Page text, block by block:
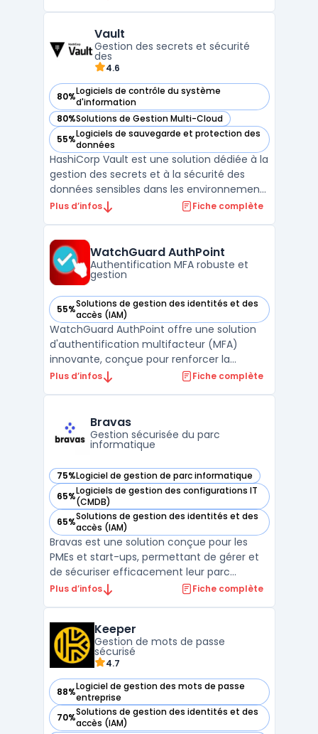
identifiants et informations sensibles sont
protégés contre les ...
Vault
Gestion des secrets et sécurité
des
4.6
80%Logiciels de contrôle du système
d'information
— voir Vault dans cette catégorie
80%Solutions de Gestion Multi-Cloud
— voir Vault dans cette catégorie
55%Logiciels de sauvegarde et protection des
données
— voir Vault dans cette catégorie
HashiCorp Vault est une solution dédiée à la
gestion des secrets et à la sécurité des
données sensibles dans les environnements
informatiques complexes. Il s’adresse aux
Plus d’infos Fiche complète
WatchGuard AuthPoint
Authentification MFA robuste et
gestion
55%Solutions de gestion des identités et des
accès (IAM)
— voir WatchGuard AuthPoint dans cette catégorie
WatchGuard AuthPoint offre une solution
d'authentification multifacteur (MFA)
innovante, conçue pour renforcer la
sécurité des identités numériques dans les
pour garantir que chaque authentification
est sécurisée et ...
Plus d’infos Fiche complète
Bravas
Gestion sécurisée du parc
informatique
75%Logiciel de gestion de parc informatique
— voir Bravas dans cette catégorie
65%Logiciels de gestion des configurations IT
(CMDB)
— voir Bravas dans cette catégorie
65%Solutions de gestion des identités et des
accès (IAM)
— voir Bravas dans cette catégorie
Bravas est une solution conçue pour les
PMEs et start-ups, permettant de gérer et
de sécuriser efficacement leur parc
informatique. Grâce à une interface simple
ainsi à la réduction des risques liés à la
cybersécur ...
Plus d’infos Fiche complète
Keeper
Gestion de mots de passe
sécurisé
4.7
88%Logiciel de gestion des mots de passe
entreprise
— voir Keeper dans cette catégorie
70%Solutions de gestion des identités et des
accès (IAM)
— voir Keeper dans cette catégorie